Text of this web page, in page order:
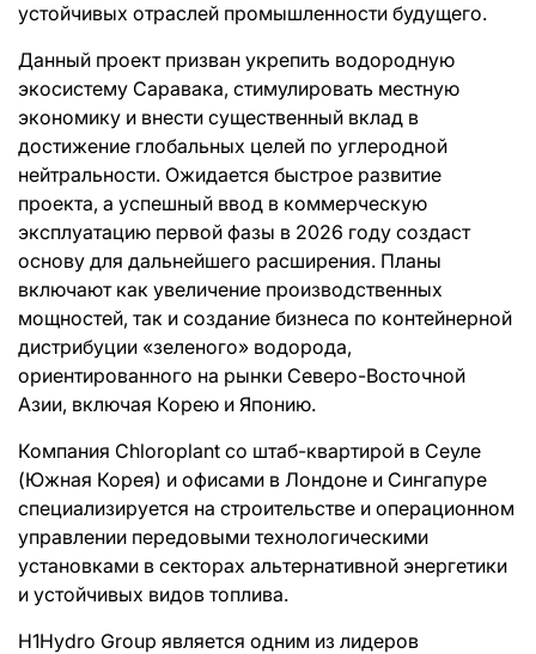
устойчивых отраслей промышленности будущего.
Данный проект призван укрепить водородную
экосистему Саравака, стимулировать местную
экономику и внести существенный вклад в
достижение глобальных целей по углеродной
нейтральности. Ожидается быстрое развитие
проекта, а успешный ввод в коммерческую
эксплуатацию первой фазы в 2026 году создаст
основу для дальнейшего расширения. Планы
включают как увеличение производственных
мощностей, так и создание бизнеса по контейнерной
дистрибуции «зеленого» водорода,
ориентированного на рынки Северо-Восточной
Азии, включая Корею и Японию.
Компания Chloroplant со штаб-квартирой в Сеуле
(Южная Корея) и офисами в Лондоне и Сингапуре
специализируется на строительстве и операционном
управлении передовыми технологическими
установками в секторах альтернативной энергетики
и устойчивых видов топлива.
H1Hydro Group является одним из лидеров